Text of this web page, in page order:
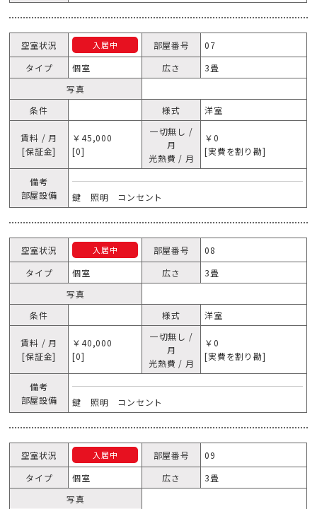
空室状況 入居中 部屋番号
07
タイプ
個室 広さ
3畳
写真
条件
様式 洋室
賃料 / 月
[保証金]
￥45,000
[0]
一切無し /
月
光熱費 / 月
￥0
[実費を割り勘]
備考
部屋設備
鍵 照明 コンセント
空室状況 入居中 部屋番号
08
タイプ
個室 広さ
3畳
写真
条件
様式 洋室
賃料 / 月
[保証金]
￥40,000
[0]
一切無し /
月
光熱費 / 月
￥0
[実費を割り勘]
備考
部屋設備
鍵 照明 コンセント
空室状況 入居中 部屋番号
09
タイプ
個室 広さ
3畳
写真